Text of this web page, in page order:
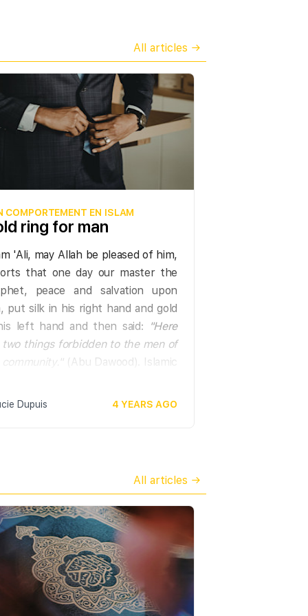
de l'aube jusqu'au coucher
effectif du soleil. Allah dit: «Et
mangez et buvez jusqu'à ce qu'il
vous soit clair la blancheur de la
noirceur du matin puis complétez
votre jeûne jusqu'à la nuit».s.2,
Ce qui n'annule pas le jeûne.
On peut citer les exemples
suivants : une visite chez le
frotti vaginal, le don de sang, les
vaccinations, les perfusions,
embrasser son épouse (sans
pour autant aller trop loin), avoir
une érection ou une éjaculation à
condition qu'elles n'aient pas été
mettre du gel…
calomnier, être grossier, ne pas
faire ses prières… En bref, tout
acte considéré comme illicite.
Comme le dit le Prophète :
«Celui qui ne s'abstient pas des
grossièretés dans ses paroles et
actes, qu'il sache qu'Allah n'a pas
besoin de son abstinence face à
All articles →
COMPORTEMENT EN ISLAM
ring for man
'Ali, may Allah be pleased of him,
that one day our master the
peace and salvation upon
put silk in his right hand and gold
left hand and then said:
"Here
two things forbidden to the men of
community." (Abu Dawood). Islamic
a watch or any other gold jewelry.
Dupuis 4 YEARS AGO
All articles →